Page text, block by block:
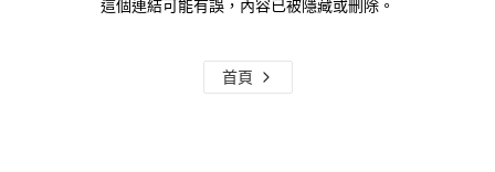
這個連結可能有誤，內容已被隱藏或刪除。
首頁